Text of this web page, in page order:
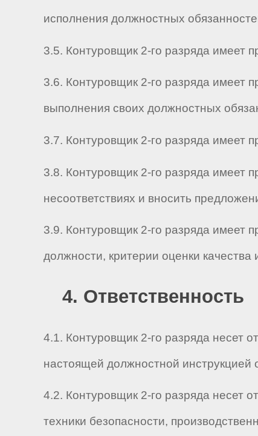
исполнения должностных
3.5. Контуровщик 2-го разряда имеет
3.6. Контуровщик 2-го разряда имеет
выполнения своих должностных
3.7. Контуровщик 2-го разряда имеет
3.8. Контуровщик 2-го разряда имеет
несоответствиях и вносить
3.9. Контуровщик 2-го разряда имеет
должности, критерии оценки
4. Ответственность
4.1. Контуровщик 2-го разряда несет
настоящей должностной инструкцией
4.2. Контуровщик 2-го разряда несет
техники безопасности,